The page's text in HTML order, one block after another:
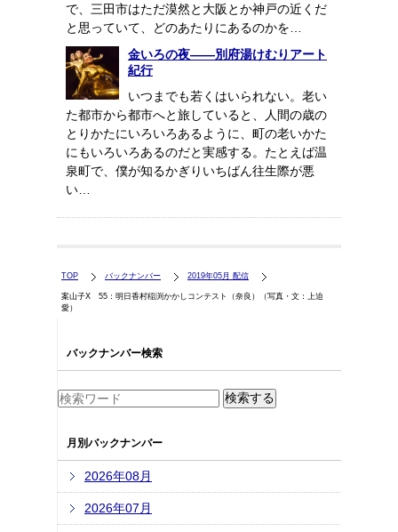
で、三田市はただ漠然と大阪とか神戸の近くだ
と思っていて、どのあたりにあるのかを…
金いろの夜――別府湯けむりアート
紀行
いつまでも若くはいられない。老い
た都市から都市へと旅していると、人間の歳の
とりかたにいろいろあるように、町の老いかた
にもいろいろあるのだと実感する。たとえば温
泉町で、僕が知るかぎりいちばん往生際が悪
い…
TOP バックナンバー 2019年05月 配信
案山子X 55：明日香村稲渕かかしコンテスト（奈良）（写真・文：上迫
愛）
バックナンバー検索
月別バックナンバー
2026年08月
2026年07月